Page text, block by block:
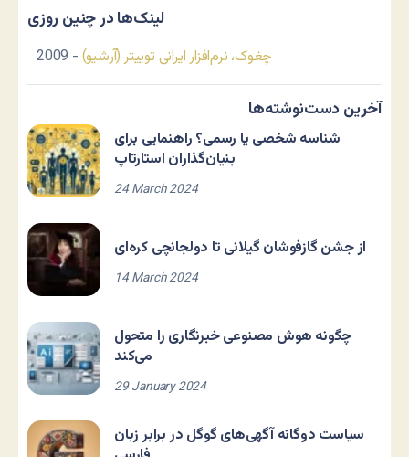
لینک‌ها در چنین روزی
چغوک، نرم‌افزار ایرانی توییتر (آرشیو) - 2009
آخرین دست‌نوشته‌ها
شناسه شخصی یا رسمی؟ راهنمایی برای
بنیان‌گذاران استارتاپ
24 March 2024
از جشن گازفوشان گیلانی تا دولجانچی کره‌ای
14 March 2024
چگونه هوش مصنوعی خبرنگاری را متحول
می‌کند
29 January 2024
سیاست دوگانه آگهی‌های گوگل در برابر زبان